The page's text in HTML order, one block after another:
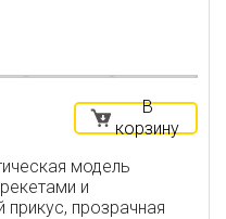
В
корзину
модель
и
прикус, прозрачная